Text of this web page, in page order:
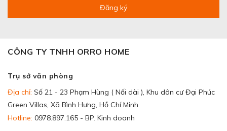
Đăng ký
CÔNG TY TNHH ORRO HOME
Trụ sở văn phòng
Địa chỉ: Số 21 - 23 Phạm Hùng ( Nối dài ), Khu dân cư Đại Phúc
Green Villas, Xã Bình Hưng, Hồ Chí Minh
Hotline: 0978.897.165 - BP. Kinh doanh